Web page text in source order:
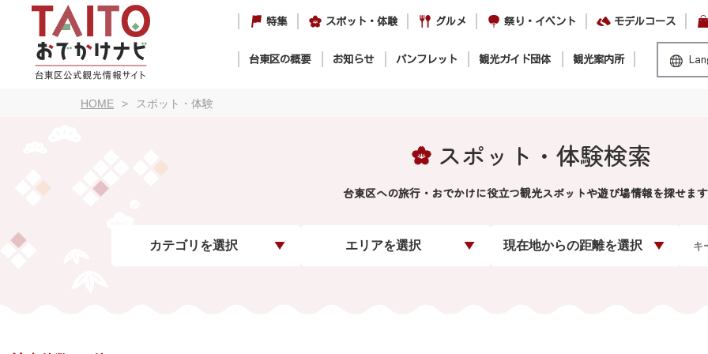
特集 スポット・体験 グルメ 祭り・イベント モデルコース
台東区の概要 お知らせ パンフレット 観光ガイド団体 観光案内所
HOME スポット・体験
スポット・体験検索
台東区への旅行・おでかけに役立つ観光スポットや遊び場情報を探せま
カテゴリを選択 エリアを選択 現在地からの距離を選択